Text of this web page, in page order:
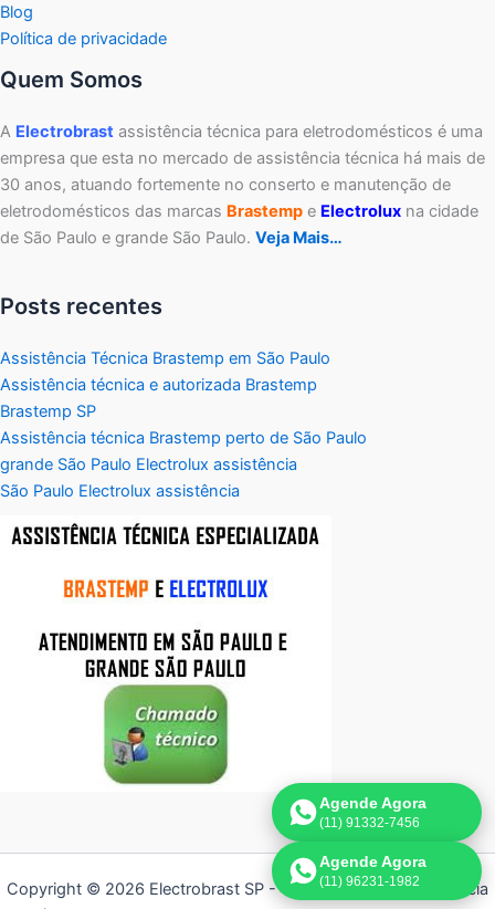
Blog
Política de privacidade
Quem Somos
A Electrobrast assistência técnica para eletrodomésticos é uma
empresa que esta no mercado de assistência técnica há mais de
30 anos, atuando fortemente no conserto e manutenção de
eletrodomésticos das marcas Brastemp e Electrolux na cidade
de São Paulo e grande São Paulo. Veja Mais…
Posts recentes
Assistência Técnica Brastemp em São Paulo
Assistência técnica e autorizada Brastemp
Brastemp SP
Assistência técnica Brastemp perto de São Paulo
grande São Paulo Electrolux assistência
São Paulo Electrolux assistência
Copyright © 2026 Electrobrast SP - 11 3836-9554 | Assistência
Agende Agora
(11) 91332-7456
Agende Agora
(11) 96231-1982